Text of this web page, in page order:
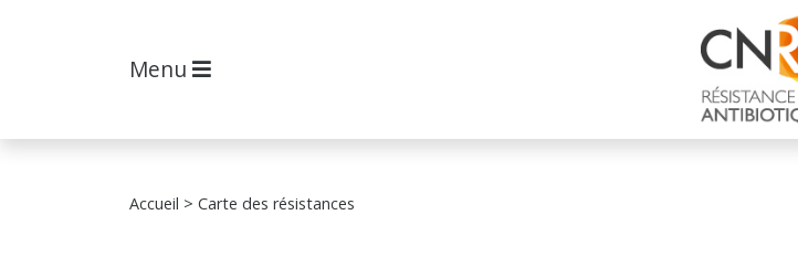
Menu
Accueil > Carte des résistances